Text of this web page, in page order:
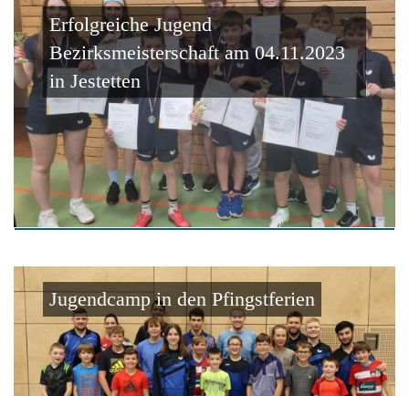
Erfolgreiche Jugend
Bezirksmeisterschaft am 04.11.2023
in Jestetten
Jugendcamp in den Pfingstferien